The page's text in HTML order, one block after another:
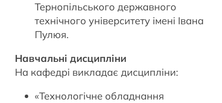
Тернопільського державного
технічного університету імені Івана
Пулюя.
Навчальні дисципліни
На кафедрі викладає дисципліни:
«Технологічне обладнання